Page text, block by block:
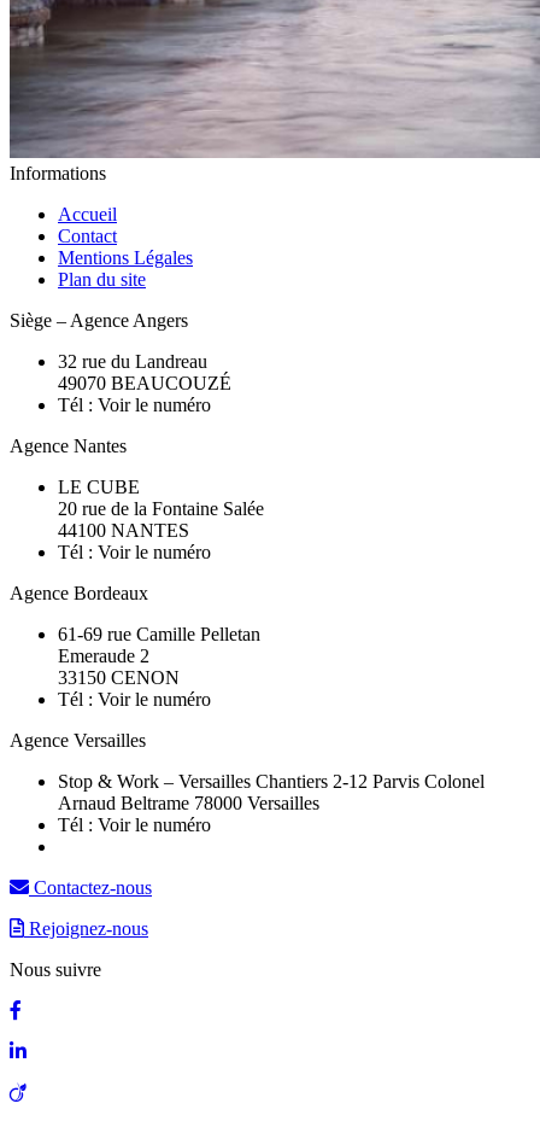
Informations
Accueil
Contact
Mentions Légales
Plan du site
Siège – Agence Angers
32 rue du Landreau
49070 BEAUCOUZÉ
Tél : Voir le numéro
Agence Nantes
LE CUBE
20 rue de la Fontaine Salée
44100 NANTES
Tél : Voir le numéro
Agence Bordeaux
61-69 rue Camille Pelletan
Emeraude 2
33150 CENON
Tél : Voir le numéro
Agence Versailles
Stop & Work – Versailles Chantiers 2-12 Parvis Colonel
Arnaud Beltrame 78000 Versailles
Tél : Voir le numéro
Contactez-nous
Rejoignez-nous
Nous suivre